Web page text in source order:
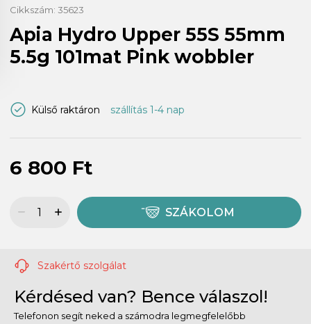
Cikkszám: 35623
Apia Hydro Upper 55S 55mm
5.5g 101mat Pink wobbler
Külső raktáron szállítás 1-4 nap
6 800 Ft
SZÁKOLOM
Szakértő szolgálat
Kérdésed van? Bence válaszol!
Telefonon segít neked a számodra legmegfelelőbb